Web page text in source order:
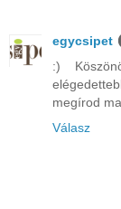
egycsipet
:)
megírod
Válasz